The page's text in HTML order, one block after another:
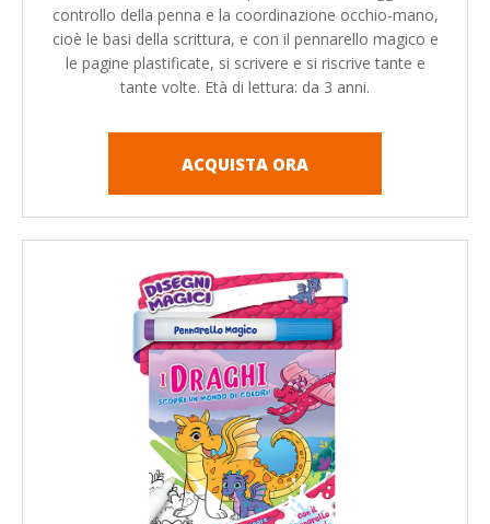
controllo della penna e la coordinazione occhio-mano,
cioè le basi della scrittura, e con il pennarello magico e
le pagine plastificate, si scrivere e si riscrive tante e
tante volte. Età di lettura: da 3 anni.
ACQUISTA ORA